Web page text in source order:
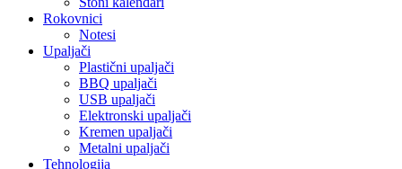
Rokovnici
Notesi
Upaljači
Plastični upaljači
BBQ upaljači
USB upaljači
Elektronski upaljači
Kremen upaljači
Metalni upaljači
Tehnologija